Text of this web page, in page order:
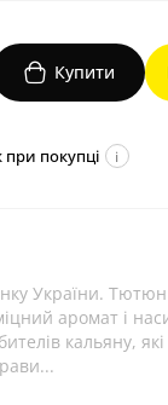
Купити
покупці i
України.
аромат і
кальяну,